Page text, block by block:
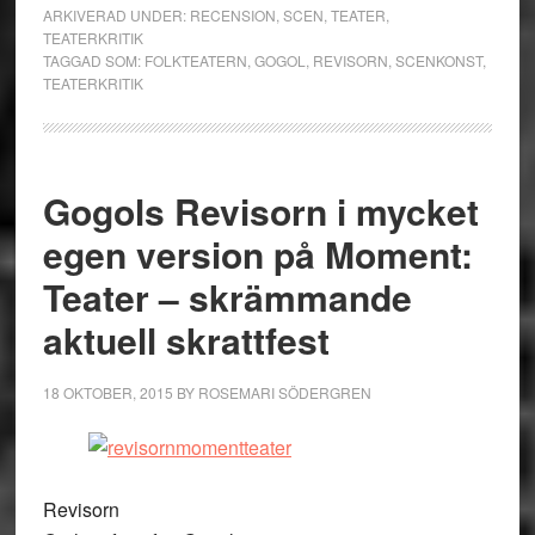
ARKIVERAD UNDER: RECENSION SCEN TEATER
TEATERKRITIK
TAGGAD SOM: FOLKTEATERN GOGOL REVISORN SCENKONST,
TEATERKRITIK
Gogols Revisorn i mycket
egen version på Moment:
Teater – skrämmande
aktuell skrattfest
18 OKTOBER, 2015 BY ROSEMARI SÖDERGREN
Revisorn